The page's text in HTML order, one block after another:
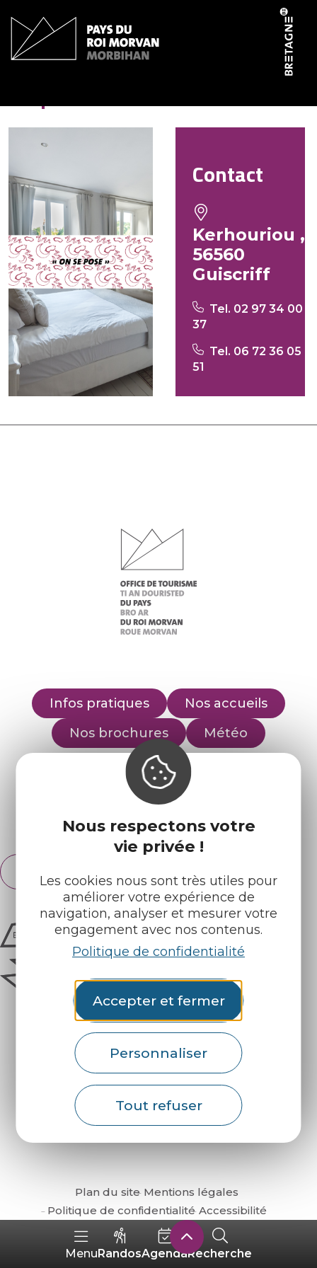
Nous respectons votre
vie privée !
Les cookies nous sont très utiles pour
améliorer votre expérience de
navigation, analyser et mesurer votre
engagement avec nos contenus.
Politique de confidentialité
Accepter et fermer
Personnaliser
Tout refuser
MenuRandosAgendaRecherche
Contact
Kerhouriou ,
56560
Guiscriff
Tel. 02 97 34 00
37
Tel. 06 72 36 05
51
Infos pratiques
Nos accueils
Nos brochures
Météo
Retrouvez-nous sur :
Espace pro Partenaires
Français
English
Comment venir ?
Plan du site Mentions légales
Politique de confidentialité Accessibilité